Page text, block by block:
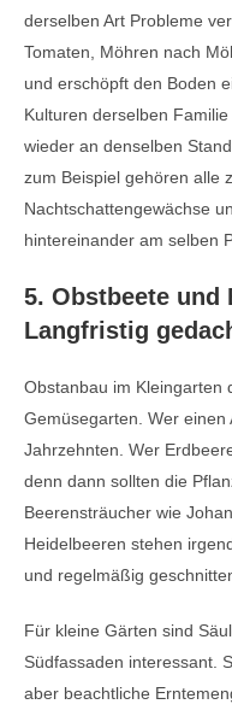
derselben Art Probleme
Tomaten, Möhren nach
und erschöpft den Boden
Kulturen derselben
wieder an denselben
zum Beispiel gehören alle
Nachtschattengewächse
hintereinander am selben
5. Obstbeete und
Langfristig
Obstanbau im Kleingarten
Gemüsegarten. Wer
Jahrzehnten. Wer
denn dann sollten die
Beerensträucher wie
Heidelbeeren stehen
und regelmäßig
Für kleine Gärten sind
Südfassaden interessant.
aber beachtliche